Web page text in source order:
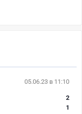
05.06.23 в 11:10
2
1